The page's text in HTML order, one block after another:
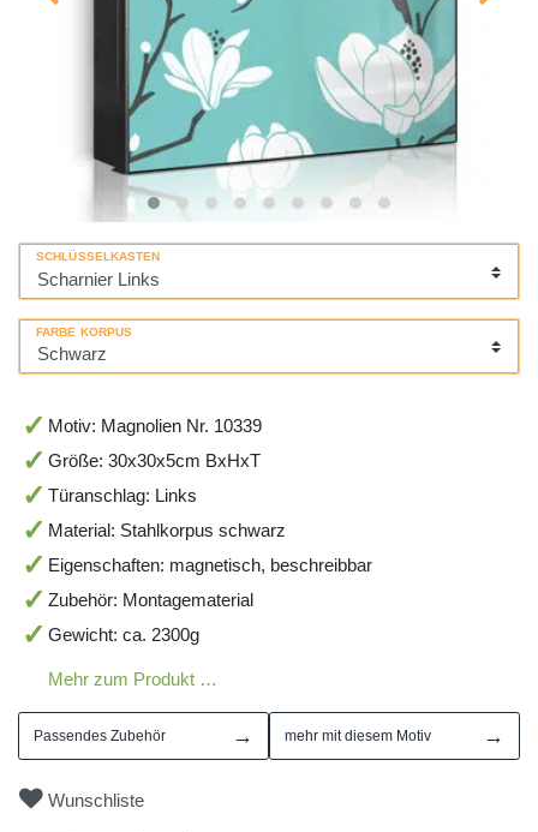
SCHLÜSSELKASTEN
FARBE KORPUS
Motiv: Magnolien Nr. 10339
Größe: 30x30x5cm BxHxT
Türanschlag: Links
Material: Stahlkorpus schwarz
Eigenschaften: magnetisch, beschreibbar
Zubehör: Montagematerial
Gewicht: ca. 2300g
Mehr zum Produkt …
Passendes Zubehör → mehr mit diesem Motiv →
Wunschliste